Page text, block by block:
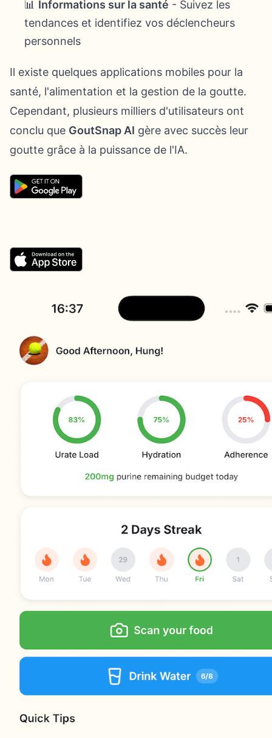
📊 Informations sur la santé - Suivez les
tendances et identifiez vos déclencheurs
personnels
Il existe quelques applications mobiles pour la
santé, l'alimentation et la gestion de la goutte.
Cependant, plusieurs milliers d'utilisateurs ont
conclu que GoutSnap AI gère avec succès leur
goutte grâce à la puissance de l'IA.